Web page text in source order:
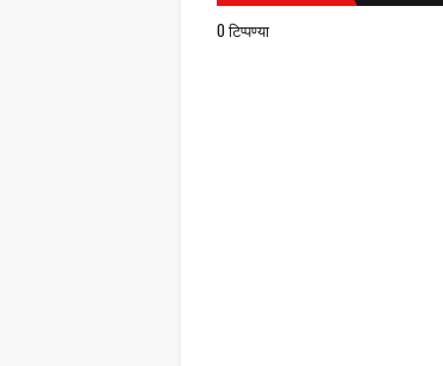
0 टिप्पण्या